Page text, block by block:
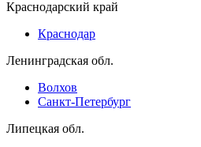
Краснодарский край
Краснодар
Ленинградская обл.
Волхов
Санкт-Петербург
Липецкая обл.